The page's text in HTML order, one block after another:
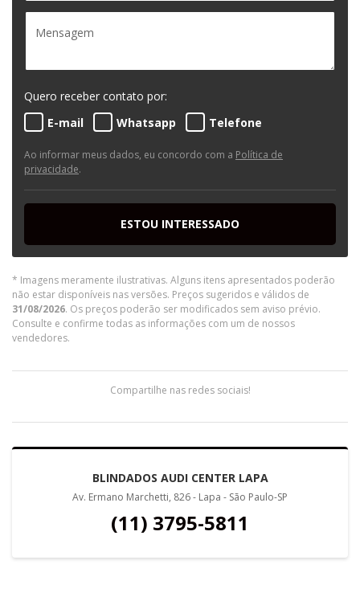
Quero receber contato por:
E-mail
Whatsapp Telefone
Ao informar meus dados, eu concordo com a Política de
privacidade.
ESTOU INTERESSADO
* Imagens meramente ilustrativas. Alguns itens apresentados poderão
não estar disponíveis nas versões. Preços sugeridos e válidos de
31/08/2026. Os preços poderão ser modificados sem aviso prévio.
Consulte e confirme todas as informações com um de nossos
vendedores.
Compartilhe nas redes sociais!
BLINDADOS AUDI CENTER LAPA
Av. Ermano Marchetti, 826 - Lapa - São Paulo-SP
(11) 3795-5811